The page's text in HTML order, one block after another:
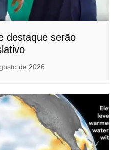
destaque serão
de 2026